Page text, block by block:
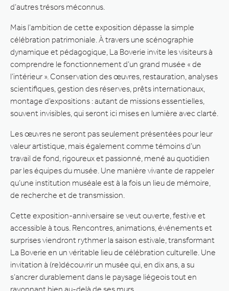
d’autres trésors méconnus.
Mais l’ambition de cette exposition dépasse la simple
célébration patrimoniale. À travers une scénographie
dynamique et pédagogique, La Boverie invite les visiteurs à
comprendre le fonctionnement d’un grand musée « de
l’intérieur ». Conservation des œuvres, restauration, analyses
scientifiques, gestion des réserves, prêts internationaux,
montage d’expositions : autant de missions essentielles,
souvent invisibles, qui seront ici mises en lumière avec clarté.
Les œuvres ne seront pas seulement présentées pour leur
valeur artistique, mais également comme témoins d’un
travail de fond, rigoureux et passionné, mené au quotidien
par les équipes du musée. Une manière vivante de rappeler
qu’une institution muséale est à la fois un lieu de mémoire,
de recherche et de transmission.
Cette exposition-anniversaire se veut ouverte, festive et
accessible à tous. Rencontres, animations, événements et
surprises viendront rythmer la saison estivale, transformant
La Boverie en un véritable lieu de célébration culturelle. Une
invitation à (re)découvrir un musée qui, en dix ans, a su
s’ancrer durablement dans le paysage liégeois tout en
rayonnant bien au-delà de ses murs.